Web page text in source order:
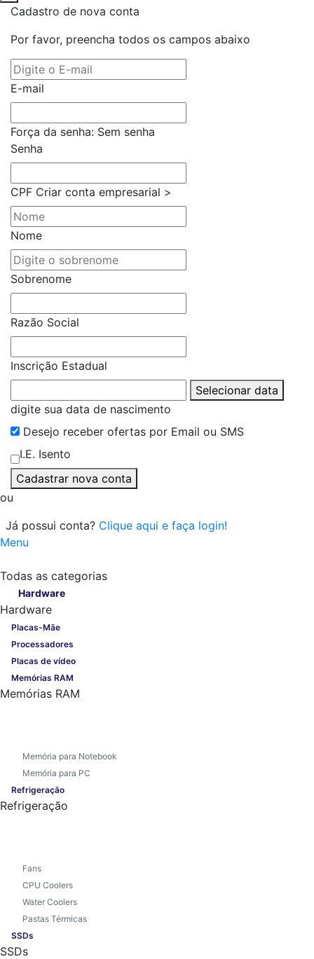
Cadastro de nova conta
Por favor, preencha todos os campos abaixo
E-mail
Força da senha: Sem senha
Senha
CPF Criar conta empresarial >
Nome
Sobrenome
Razão Social
Inscrição Estadual
Selecionar data
digite sua data de nascimento
Desejo receber ofertas por Email ou SMS
I.E. Isento
Cadastrar nova conta
ou
Já possui conta? Clique aqui e faça login!
Menu
Todas as categorias
Hardware
Hardware
Placas-Mãe
Processadores
Placas de vídeo
Memórias RAM
Memórias RAM
Memória para Notebook
Memória para PC
Refrigeração
Refrigeração
Fans
CPU Coolers
Water Coolers
Pastas Térmicas
SSDs
SSDs